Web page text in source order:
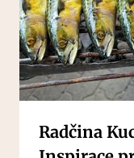
Radčina